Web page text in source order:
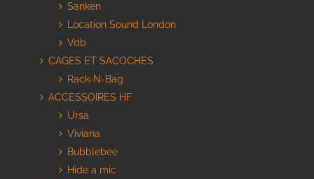
Sanken
Location Sound London
Vdb
CAGES ET SACOCHES
Rack-N-Bag
ACCESSOIRES HF
Ursa
Viviana
Bubblebee
Hide a mic